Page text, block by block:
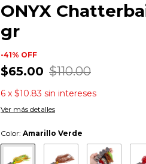
ONYX
gr
-41% OFF
$65.00 $110.00
6 x $10.83 sin intereses
Ver más detalles
Color: Amarillo Verde